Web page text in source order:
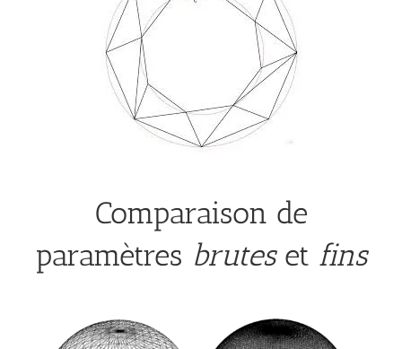
Comparaison de
paramètres bruteset fins